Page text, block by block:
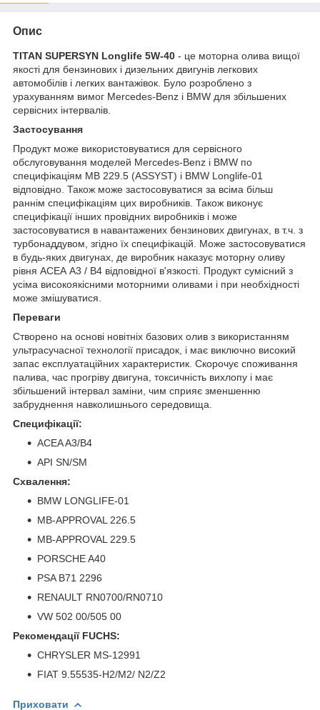
Опис
TITAN SUPERSYN Longlife 5W-40 - це моторна олива вищої
якості для бензинових і дизельних двигунів легкових
автомобілів і легких вантажівок. Було розроблено з
урахуванням вимог Mercedes-Benz і BMW для збільшених
сервісних інтервалів.
Застосування
Продукт може використовуватися для сервісного
обслуговування моделей Mercedes-Benz і BMW по
специфікаціям MB 229.5 (ASSYST) і BMW Longlife-01
відповідно. Також може застосовуватися за всіма більш
раннім специфікаціям цих виробників. Також виконує
специфікації інших провідних виробників і може
застосовуватися в навантажених бензинових двигунах, в т.ч. з
турбонаддувом, згідно їх специфікацій. Може застосовуватися
в будь-яких двигунах, де виробник наказує моторну оливу
рівня АСЕА А3 / В4 відповідної в'язкості. Продукт сумісний з
усіма високоякісними моторними оливами і при необхідності
може змішуватися.
Переваги
Створено на основі новітніх базових олив з використанням
ультрасучасної технології присадок, і має виключно високий
запас експлуатаційних характеристик. Скорочує споживання
палива, час прогріву двигуна, токсичність вихлопу і має
збільшений інтервал заміни, чим сприяє зменшенню
забруднення навколишнього середовища.
Специфікації:
ACEA A3/B4
API SN/SM
Схвалення:
BMW LONGLIFE-01
MB-APPROVAL 226.5
MB-APPROVAL 229.5
PORSCHE A40
PSA B71 2296
RENAULT RN0700/RN0710
VW 502 00/505 00
Рекомендації FUCHS:
CHRYSLER MS-12991
FIAT 9.55535-H2/M2/ N2/Z2
Приховати